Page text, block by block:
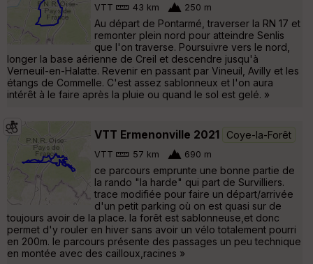
VTT 43 km 250 m
Au départ de Pontarmé, traverser la RN 17 et
remonter plein nord pour atteindre Senlis
que l'on traverse. Poursuivre vers le nord,
longer la base aérienne de Creil et descendre jusqu'à
Verneuil-en-Halatte. Revenir en passant par Vineuil, Avilly et les
étangs de Commelle. C'est assez sablonneux et l'on aura
intérêt à le faire après la pluie ou quand le sol est gelé. »
VTT Ermenonville 2021 Coye-la-Forêt
VTT 57 km 690 m
ce parcours emprunte une bonne partie de
la rando "la harde" qui part de Survilliers.
trace modifiée pour faire un départ/arrivée
d'un petit parking où on est quasi sur de
toujours avoir de la place. la forêt est sablonneuse,et donc
permet d'y rouler en hiver sans avoir un vélo totalement pourri
en 200m. le parcours présente des passages un peu technique
en montée avec des cailloux,racines »